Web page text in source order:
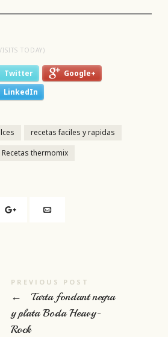
TODAY)
Twitter
Google+
LinkedIn
recetas faciles y rapidas
Recetas thermomix
PREVIOUS POST
←
Tarta fondant negra
y plata Boda Heavy-
Rock